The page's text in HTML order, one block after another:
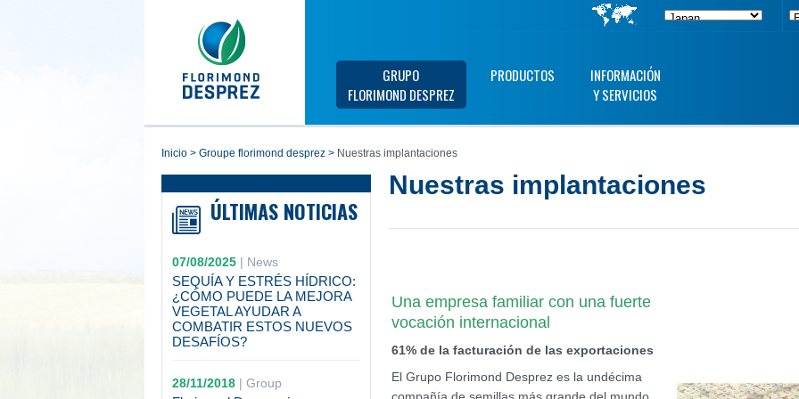
GRUPO
FLORIMOND DESPREZ
PRODUCTOS
INFORMACIÓN
Y SERVICIOS
inicio > groupe florimond desprez > Nuestras implantaciones
ÚLTIMAS NOTICIAS
07/08/2025| News
SEQUÍA Y ESTRÉS HÍDRICO:
¿CÓMO PUEDE LA MEJORA
VEGETAL AYUDAR A
COMBATIR ESTOS NUEVOS
DESAFÍOS?
28/11/2018| Group
Nuestras implantaciones
Una empresa familiar con una fuerte
vocación internacional
61% de la facturación de las exportaciones
El Grupo Florimond Desprez es la undécima